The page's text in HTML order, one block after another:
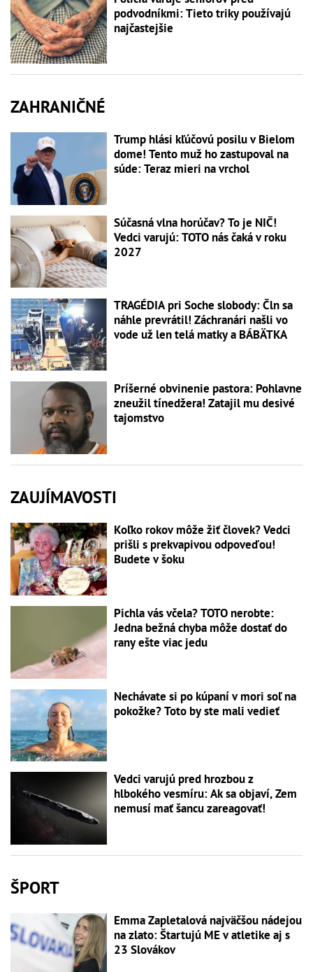
podvodníkmi: Tieto triky používajú
najčastejšie
ZAHRANIČNÉ
Trump hlási kľúčovú posilu v Bielom
dome! Tento muž ho zastupoval na
súde: Teraz mieri na vrchol
Súčasná vlna horúčav? To je NIČ!
Vedci varujú: TOTO nás čaká v roku
2027
TRAGÉDIA pri Soche slobody: Čln sa
náhle prevrátil! Záchranári našli vo
vode už len telá matky a BÁBÄTKA
Príšerné obvinenie pastora: Pohlavne
zneužil tínedžera! Zatajil mu desivé
tajomstvo
ZAUJÍMAVOSTI
Koľko rokov môže žiť človek? Vedci
prišli s prekvapivou odpoveďou!
Budete v šoku
Pichla vás včela? TOTO nerobte:
Jedna bežná chyba môže dostať do
rany ešte viac jedu
Nechávate si po kúpaní v mori soľ na
pokožke? Toto by ste mali vedieť
Vedci varujú pred hrozbou z
hlbokého vesmíru: Ak sa objaví, Zem
nemusí mať šancu zareagovať!
ŠPORT
Emma Zapletalová najväčšou nádejou
na zlato: Štartujú ME v atletike aj s
23 Slovákov